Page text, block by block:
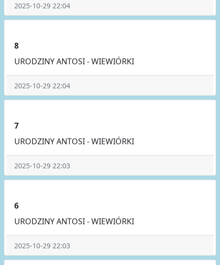
2025-10-29 22:04
8
URODZINY ANTOSI - WIEWIÓRKI
2025-10-29 22:04
7
URODZINY ANTOSI - WIEWIÓRKI
2025-10-29 22:03
6
URODZINY ANTOSI - WIEWIÓRKI
2025-10-29 22:03